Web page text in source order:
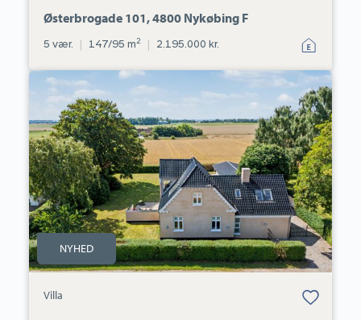
Østerbrogade 101, 4800 Nykøbing F
5 vær. | 147/95 m2 | 2.195.000 kr.
Villa:
Frihedsmindevej
Lundby,
4840
Nørre
Alslev
NYHED
Villa
Bolig er gemt
under dine